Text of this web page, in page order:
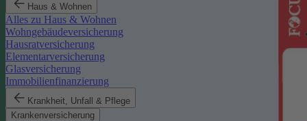
Haus & Wohnen
Alles zu Haus & Wohnen
Wohngebäudeversicherung
Hausratversicherung
Elementarversicherung
Glasversicherung
Immobilienfinanzierung
Krankheit, Unfall & Pflege
Krankenversicherung